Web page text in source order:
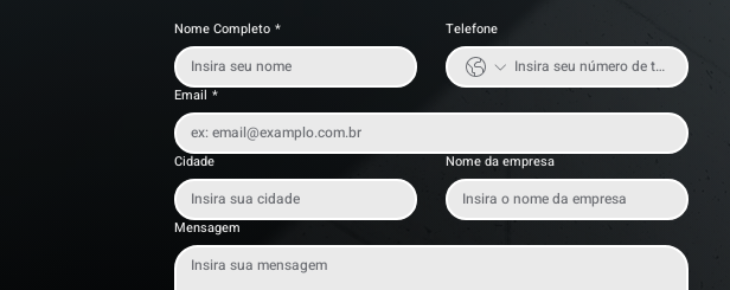
Nome Completo * Telefone
Email *
Cidade Nome da empresa
Mensagem